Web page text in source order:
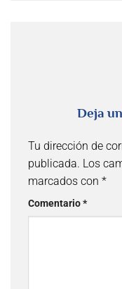
Deja
Tu dirección de
publicada. Los
marcados con *
Comentario*